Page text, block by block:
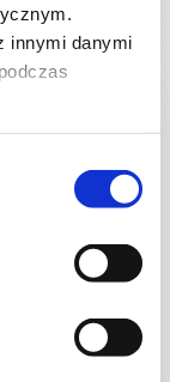
innymi danymi